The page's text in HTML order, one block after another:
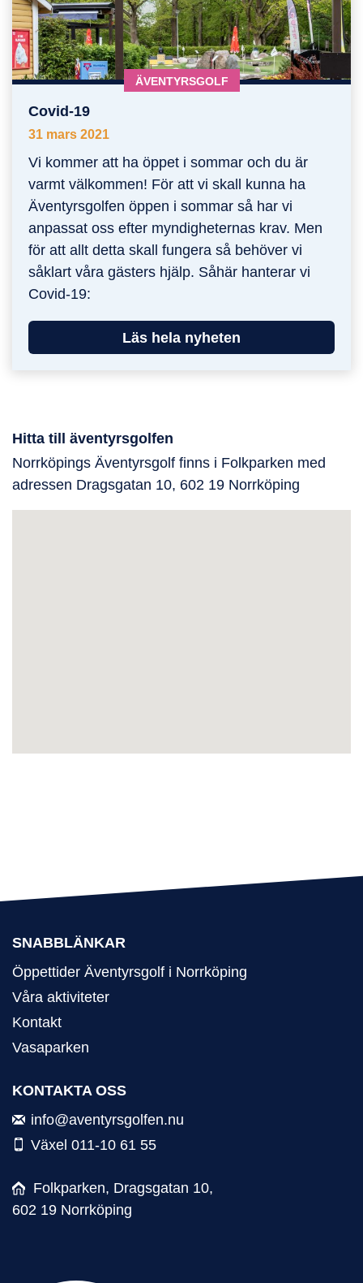
Covid-19
Covid-19
KATEGORI:
ÄVENTYRSGOLF
31 mars 2021
Vi kommer att ha öppet i sommar och du är
varmt välkommen! För att vi skall kunna ha
Äventyrsgolfen öppen i sommar så har vi
anpassat oss efter myndigheternas krav. Men
för att allt detta skall fungera så behöver vi
såklart våra gästers hjälp. Såhär hanterar vi
Covid-19:
Läs hela nyheten
Hitta till äventyrsgolfen
Norrköpings Äventyrsgolf finns i Folkparken med
adressen Dragsgatan 10, 602 19 Norrköping
SNABBLÄNKAR
Öppettider Äventyrsgolf i Norrköping
Våra aktiviteter
Kontakt
Vasaparken
KONTAKTA OSS
info@aventyrsgolfen.nu
Växel 011-10 61 55
Folkparken, Dragsgatan 10,
602 19 Norrköping